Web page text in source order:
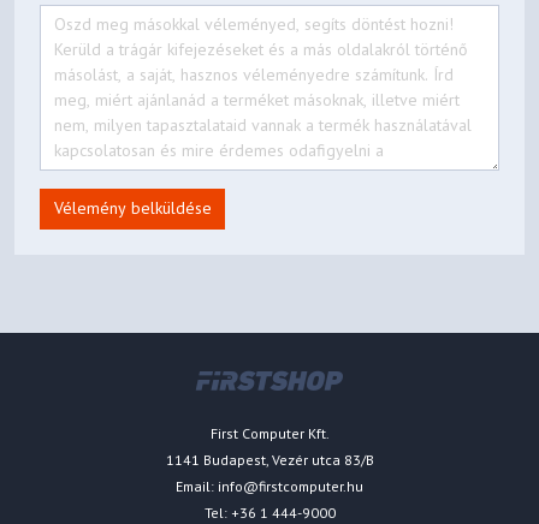
Vélemény belküldése
First Computer Kft.
1141 Budapest, Vezér utca 83/B
Email: info@firstcomputer.hu
Tel: +36 1 444-9000